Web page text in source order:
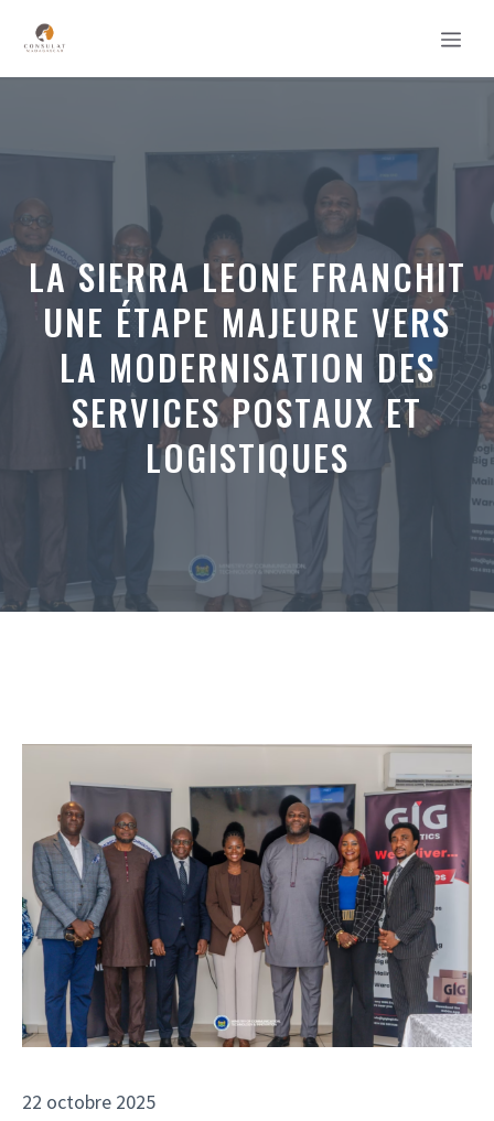
contenu
LA SIERRA LEONE FRANCHIT
UNE ÉTAPE MAJEURE VERS
LA MODERNISATION DES
SERVICES POSTAUX ET
LOGISTIQUES
22 octobre 2025